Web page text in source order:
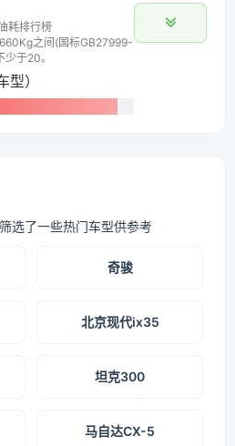
耗排行榜
之间(国标GB27999-
于20。
）
选了一些热门车型供参考
奇骏
北京现代ix35
坦克300
马自达CX-5